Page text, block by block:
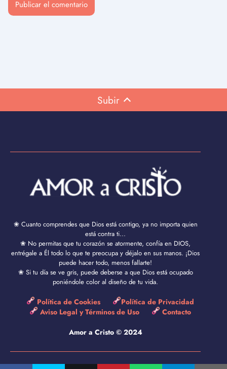
Subir
❀ Cuanto comprendes que Dios está contigo, ya no importa quien
está contra ti...
❀ No permitas que tu corazón se atormente, confía en DIOS,
entrégale a Él todo lo que te preocupa y déjalo en sus manos. ¡Dios
puede hacer todo, menos fallarte!
❀ Si tu día se ve gris, puede deberse a que Dios está ocupado
poniéndole color al diseño de tu vida.
Política de Cookies
Política de Privacidad
Aviso Legal y Términos de Uso
Contacto
Amor a Cristo © 2024